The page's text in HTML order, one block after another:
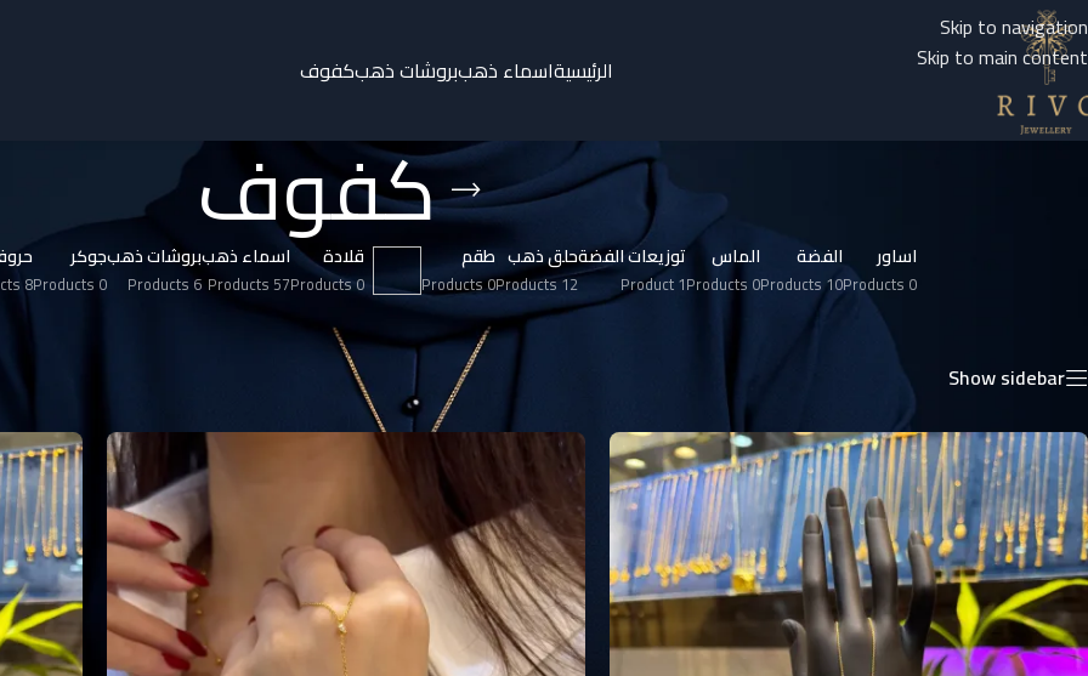
Skip to navigation
Skip to main content
الرئيسيةاسماء ذهببروشات ذهبكفوف
كفوف اساور
0 Products
الفضة
10 Products
الماس
0 Products
توزيعات الفضة
1 Product
حلق ذهب
12 Products
طقم
0 Products
قلادة
0 Products
اسماء ذهب
57 Products
بروشات ذهب
6 Products
جوكر
0 Products
8 Products
Show sidebar